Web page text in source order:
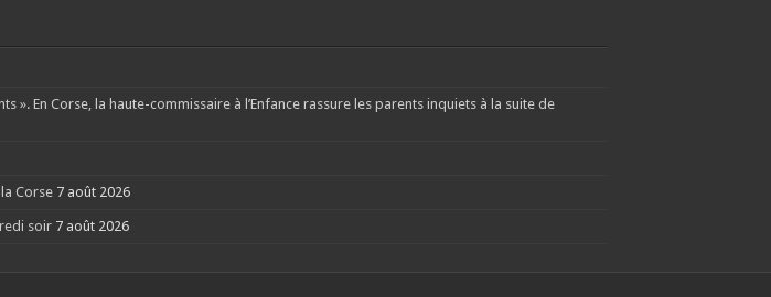
En Corse, la haute-commissaire à l’Enfance rassure les parents inquiets à la suite de
Corse 7 août 2026
soir 7 août 2026